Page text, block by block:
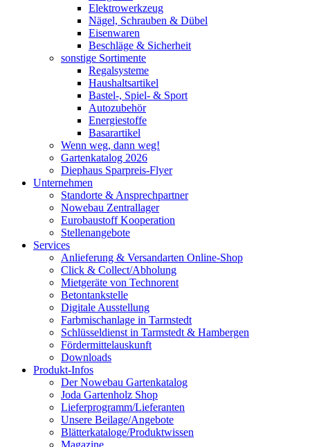
Elektrowerkzeug
Nägel, Schrauben & Dübel
Eisenwaren
Beschläge & Sicherheit
sonstige Sortimente
Regalsysteme
Haushaltsartikel
Bastel-, Spiel- & Sport
Autozubehör
Energiestoffe
Basarartikel
Wenn weg, dann weg!
Gartenkatalog 2026
Diephaus Sparpreis-Flyer
Unternehmen
Standorte & Ansprechpartner
Nowebau Zentrallager
Eurobaustoff Kooperation
Stellenangebote
Services
Anlieferung & Versandarten Online-Shop
Click & Collect/Abholung
Mietgeräte von Technorent
Betontankstelle
Digitale Ausstellung
Farbmischanlage in Tarmstedt
Schlüsseldienst in Tarmstedt & Hambergen
Fördermittelauskunft
Downloads
Produkt-Infos
Der Nowebau Gartenkatalog
Joda Gartenholz Shop
Lieferprogramm/Lieferanten
Unsere Beilage/Angebote
Blätterkataloge/Produktwissen
Magazine